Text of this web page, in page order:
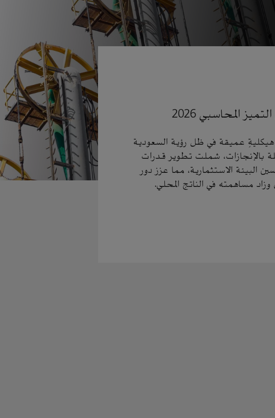
المحاسبي 2026
عميقة في ظل رؤية السعودية
بالإنجازات، شملت تطوير قدرات
البيئة الاستثمارية، مما عزز دور
مساهمته في الناتج المحلي.